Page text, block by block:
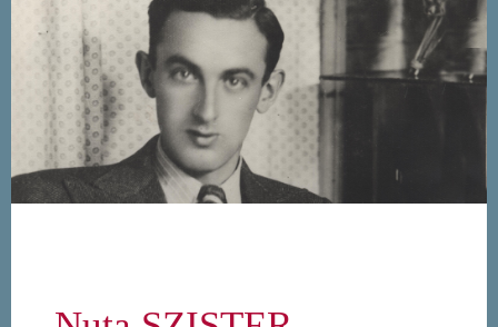
Aller au contenu principal